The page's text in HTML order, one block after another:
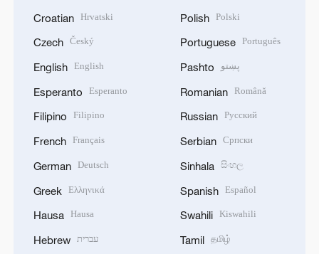
Croatian Hrvatski
Czech Český
English English
Esperanto Esperanto
Filipino Filipino
French Français
German Deutsch
Greek Ελληνικά
Hausa Hausa
Hebrew עברית
Polish Polski
Portuguese Português
Pashto پښتو
Romanian Română
Russian Русский
Serbian Српски
Sinhala සිංහල
Spanish Español
Swahili Kiswahili
Tamil தமிழ்